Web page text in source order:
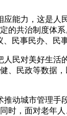
能力，这是人
的共治制度体
民事民办、民事
民对美好生活
、民政等数据，
动城市管理手
时，面对老年